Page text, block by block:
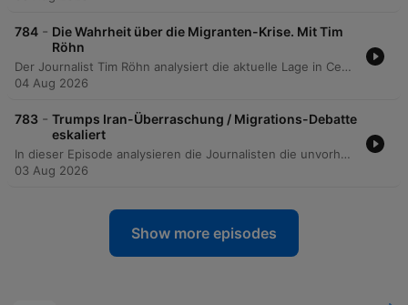
784 - Die Wahrheit über die Migranten-Krise. Mit Tim
Röhn
Der Journalist Tim Röhn analysiert die aktuelle Lage in Ceuta nach dem Massenansturm und beleuchtet die Diskrepanz zwischen offiziellen Regierungsangaben und der Realität vor Ort. Dabei werden die Schwierigkeiten bei der Identifizierung von Minderjährigen sowie die politische Instrumentalisierung der Krise thematisiert. Darüber hinaus wird die Vertrauenskrise der spanischen Regierung unter Pedro Sánchez sowie die Nutzung von Migration als politisches Druckmittel durch Marokko diskutiert. Die Episode beleuchtet zudem die wirtschaftliche Bedeutung der Zuwanderung für den spanischen Arbeitsmarkt und die tiefe gesellschaftliche Spaltung Spaniens durch den Aufstieg rechtspopulistischer Kräfte.
04 Aug 2026
783 - Trumps Iran-Überraschung / Migrations-Debatte
eskaliert
In dieser Episode analysieren die Journalisten die unvorhersehbare Außenpolitik von Donald Trump, insbesondere im Hinblick auf die geopolitische Instabilität zwischen dem Iran und Israel sowie die Auswirkungen auf die militärische Abschreckung. Zudem wird die Migrationskrise in Ceuta thematisiert, wobei die schnelle Politisierung durch Verschwörungstheorien und die mediale Dynamik im Fokus stehen. Darüber hinaus beleuchtet der Podcast die politische Instabilität bei der deutschen Rentenreform. Es wird untersucht, wie parteiinterne Differenzen und Wahlkampfinteressen in Ostdeutschland den Kurs von CDU und SPD bei der Debatte um die Rente mit 63 gefährden.
03 Aug 2026
Show more episodes